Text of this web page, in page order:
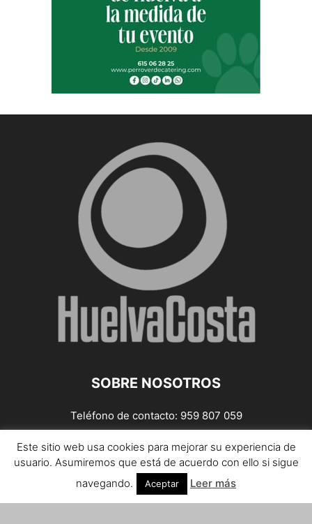
SOBRE NOSOTROS
Teléfono de contacto: 959 807 059
¡Anúnciate!
Envíanos tus notas de prensa a:
prensa@huelvacosta.com
Contáctenos:info@huelvacosta.com
Este sitio web usa cookies para mejorar su experiencia de
usuario. Asumiremos que está de acuerdo con ello si sigue
navegando.
Aceptar Leer más